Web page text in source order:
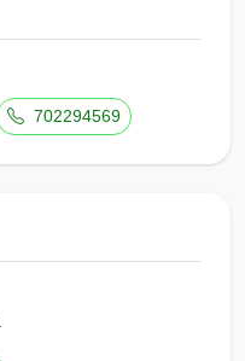
702294569